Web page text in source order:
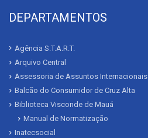
DEPARTAMENTOS
Agência S.T.A.R.T.
Arquivo Central
Assessoria de Assuntos Internacionais
Balcão do Consumidor de Cruz Alta
Biblioteca Visconde de Mauá
Manual de Normatização
Inatecsocial